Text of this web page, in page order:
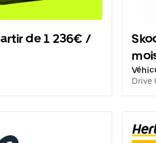
de 1 236€ /
Drive